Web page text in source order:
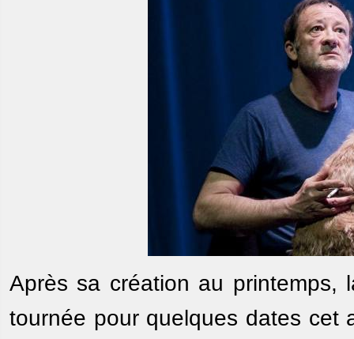
Après sa création au printemps,
tournée pour quelques dates cet